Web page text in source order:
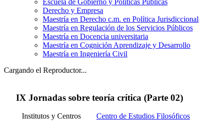
Escuela de Gobierno y Políticas Públicas
Derecho y Empresa
Maestría en Derecho c.m. en Política Jurisdiccional
Maestría en Regulación de los Servicios Públicos
Maestría en Docencia universitaria
Maestría en Cognición Aprendizaje y Desarrollo
Maestría en Ingeniería Civil
Cargando el Reproductor...
IX Jornadas sobre teoría crítica (Parte 02)
Institutos y Centros
Centro de Estudios Filosóficos